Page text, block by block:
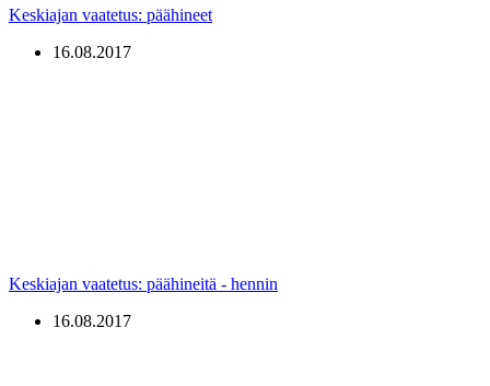
Keskiajan vaatetus: päähineet
16.08.2017
Keskiajan vaatetus: päähineitä - hennin
16.08.2017